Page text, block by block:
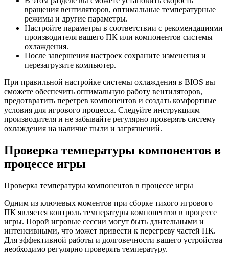
вращения вентиляторов, оптимальные температурные
режимы и другие параметры.
Настройте параметры в соответствии с рекомендациями
производителя вашего ПК или компонентов системы
охлаждения.
После завершения настроек сохраните изменения и
перезагрузите компьютер.
При правильной настройке системы охлаждения в BIOS вы
сможете обеспечить оптимальную работу вентиляторов,
предотвратить перегрев компонентов и создать комфортные
условия для игрового процесса. Следуйте инструкциям
производителя и не забывайте регулярно проверять систему
охлаждения на наличие пыли и загрязнений.
Проверка температуры компонентов в
процессе игры
Проверка температуры компонентов в процессе игры
Одним из ключевых моментов при сборке тихого игрового
ПК является контроль температуры компонентов в процессе
игры. Порой игровые сессии могут быть длительными и
интенсивными, что может привести к перегреву частей ПК.
Для эффективной работы и долговечности вашего устройства
необходимо регулярно проверять температуру.